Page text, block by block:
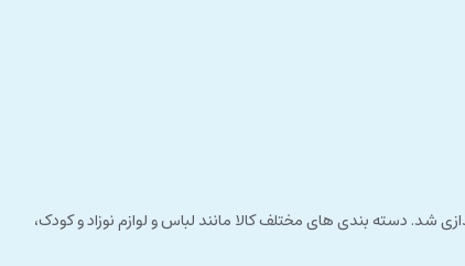
مداری راه اندازی شد. دسته بندی های مختلف کالا مانند لباس و لوازم نوزاد و کودک،